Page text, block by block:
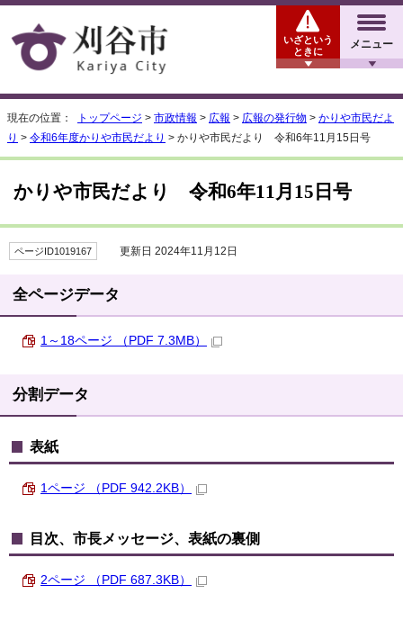
メニュー
いざという
ときに
現在の位置： トップページ > 市政情報 > 広報 > 広報の発行物 > かりや市民だよ
り > 令和6年度かりや市民だより > かりや市民だより 令和6年11月15日号
かりや市民だより 令和6年11月15日号
ページID1019167 更新日 2024年11月12日
全ページデータ
1～18ページ （PDF 7.3MB）
分割データ
表紙
1ページ （PDF 942.2KB）
目次、市長メッセージ、表紙の裏側
2ページ （PDF 687.3KB）